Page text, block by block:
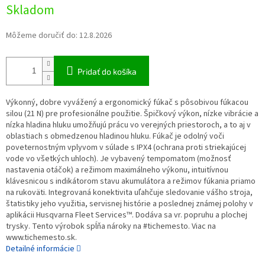
Skladom
Môžeme doručiť do: 12.8.2026
Pridať do košíka
Výkonný, dobre vyvážený a ergonomický fúkač s pôsobivou fúkacou
silou (21 N) pre profesionálne použitie. Špičkový výkon, nízke vibrácie a
nízka hladina hluku umožňujú prácu vo verejných priestoroch, a to aj v
oblastiach s obmedzenou hladinou hluku. Fúkač je odolný voči
poveternostným vplyvom v súlade s IPX4 (ochrana proti striekajúcej
vode vo všetkých uhloch). Je vybavený tempomatom (možnosť
nastavenia otáčok) a režimom maximálneho výkonu, intuitívnou
klávesnicou s indikátorom stavu akumulátora a režimov fúkania priamo
na rukoväti. Integrovaná konektivita uľahčuje sledovanie vášho stroja,
štatistiky jeho využitia, servisnej histórie a poslednej známej polohy v
aplikácii Husqvarna Fleet Services™. Dodáva sa vr. popruhu a plochej
trysky. Tento výrobok spĺňa nároky na #tichemesto. Viac na
www.tichemesto.sk.
Detailné informácie